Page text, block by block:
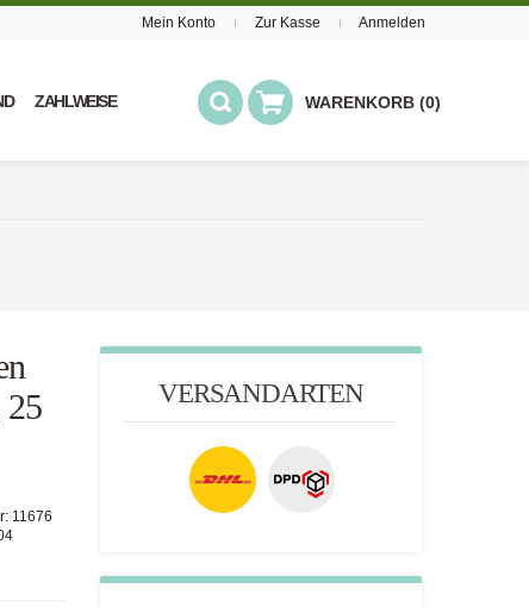
Mein Konto Zur Kasse Anmelden
ZAHLWEISE WARENKORB (0)
VERSANDARTEN
25
11676